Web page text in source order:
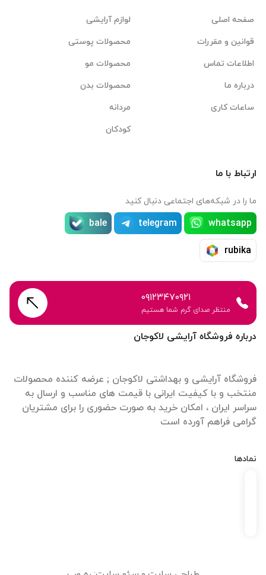
درباره فروشگاه آرایشی لاکوجان
فروشگاه آرایشی و بهداشتی لاکوجان ; عرضه کننده محصولات
منتخب و با کیفیت ایرانی با قیمت های مناسب و ارسال به
سراسر ایران ، امکان خرید به صورت حضوری را برای مشتریان
گرامی فراهم آورده است
نمادها
صفحه اصلی
قوانین و مقررات
اطلاعات تماس
درباره ما
ساعات کاری
لوازم آرایشی
محصولات پوستی
محصولات مو
محصولات بدن
مردانه
کودکان
ارتباط با ما
ما را در شبکه‌های اجتماعی دنبال کنید
whatsapp
telegram
bale
rubika
۰۹۱۲۳۴۷۰۹۲۱
منتظر صدای گرم شما هستیم